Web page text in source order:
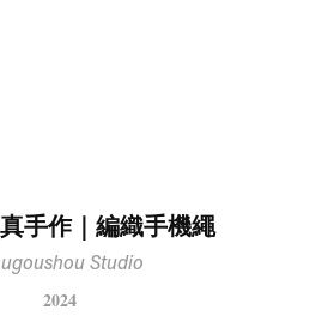
手作｜編織手機繩
Studio
2024